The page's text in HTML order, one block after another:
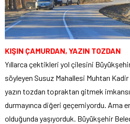
KIŞIN ÇAMURDAN, YAZIN TOZDAN
Yıllarca çektikleri yol çilesini
söyleyen Susuz Mahallesi Muhtarı Kadir
yazın tozdan topraktan gitmek
durmayınca diğeri geçemiyordu. Ama en
olduğunda yaşıyorduk. Büyükşehir